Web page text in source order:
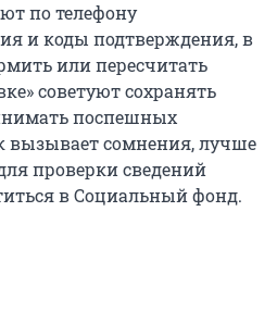
по телефону
и коды подтверждения, в
или пересчитать
советуют сохранять
поспешных
вызывает сомнения, лучше
проверки сведений
в Социальный фонд.